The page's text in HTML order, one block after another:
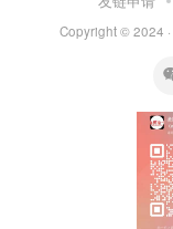
Copyright © 2024 ·